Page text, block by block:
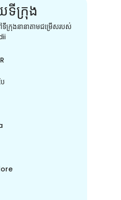
ក្រុង
ក្រុងនានាតាមជម្រើសរបស់